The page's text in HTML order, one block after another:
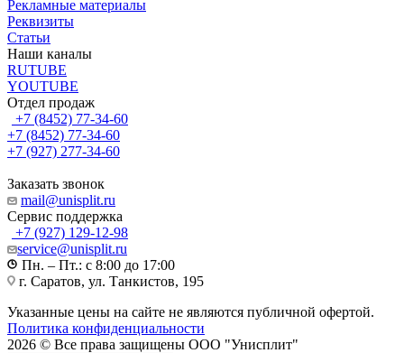
Рекламные материалы
Реквизиты
Статьи
Наши каналы
RUTUBE
YOUTUBE
Отдел продаж
+7 (8452) 77-34-60
+7 (8452) 77-34-60
+7 (927) 277-34-60
Заказать звонок
mail@unisplit.ru
Cервис поддержка
+7 (927) 129-12-98
service@unisplit.ru
Пн. – Пт.: с 8:00 до 17:00
г. Саратов, ул. Танкистов, 195
Указанные цены на сайте не являются публичной офертой.
Политика конфиденциальности
2026 © Все права защищены ООО "Унисплит"